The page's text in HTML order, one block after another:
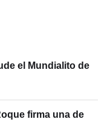
el Mundialito de
firma una de